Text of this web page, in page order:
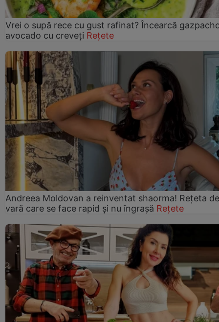
Vrei o supă rece cu gust rafinat? Încearcă
avocado cu creveți Rețete
Andreea Moldovan a reinventat shaorma! Rețeta de
vară care se face rapid și nu îngrașă Rețete